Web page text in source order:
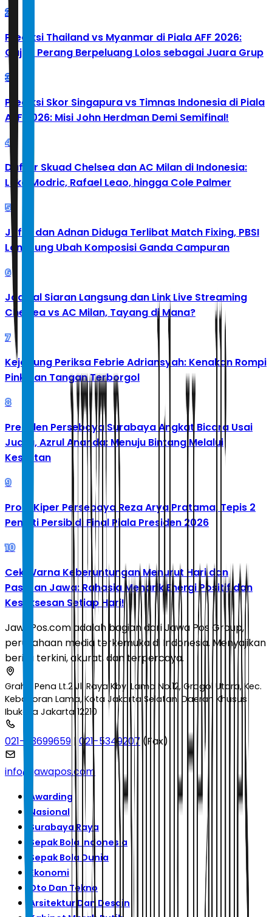
2
Prediksi Thailand vs Myanmar di Piala AFF 2026:
Gajah Perang Berpeluang Lolos sebagai Juara Grup
3
Prediksi Skor Singapura vs Timnas Indonesia di Piala
AFF 2026: Misi John Herdman Demi Semifinal!
4
Daftar Skuad Chelsea dan AC Milan di Indonesia:
Luka Modric, Rafael Leao, hingga Cole Palmer
5
Jafar dan Adnan Diduga Terlibat Match Fixing, PBSI
Langsung Ubah Komposisi Ganda Campuran
6
Jadwal Siaran Langsung dan Link Live Streaming
Chelsea vs AC Milan, Tayang di Mana?
7
Kejagung Periksa Febrie Adriansyah: Kenakan Rompi
Pink dan Tangan Terborgol
8
Presiden Persebaya Surabaya Angkat Bicara Usai
Juara, Azrul Ananda: Menuju Bintang Melalui
Kesulitan
9
Profil Kiper Persebaya Reza Arya Pratama, Tepis 2
Penalti Persib di Final Piala Presiden 2026
10
Cek Warna Keberuntungan Menurut Hari dan
Pasaran Jawa: Rahasia Menarik Energi Positif dan
Kesuksesan Setiap Hari!
JawaPos.com adalah bagian dari Jawa Pos Group,
perusahaan media terkemuka di Indonesia. Menyajikan
berita terkini, akurat, dan terpercaya.
Graha Pena Lt.2 Jl. Raya Kby. Lama No.12, Grogol Utara, Kec.
Kebayoran Lama, Kota Jakarta Selatan, Daerah Khusus
Ibukota Jakarta 12210
021-53699659 |021-5349207(Fax)
info@jawapos.com
Awarding
Nasional
Surabaya Raya
Sepak Bola Indonesia
Sepak Bola Dunia
Ekonomi
Oto Dan Tekno
Arsitektur Dan Desain